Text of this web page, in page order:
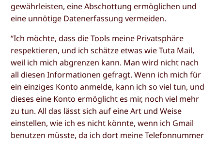
gewährleisten, eine Abschottung ermöglichen und
eine unnötige Datenerfassung vermeiden.
“Ich möchte, dass die Tools meine Privatsphäre
respektieren, und ich schätze etwas wie Tuta Mail,
weil ich mich abgrenzen kann. Man wird nicht nach
all diesen Informationen gefragt. Wenn ich mich für
ein einziges Konto anmelde, kann ich so viel tun, und
dieses eine Konto ermöglicht es mir, noch viel mehr
zu tun. All das lässt sich auf eine Art und Weise
einstellen, wie ich es nicht könnte, wenn ich Gmail
benutzen müsste, da ich dort meine Telefonnummer